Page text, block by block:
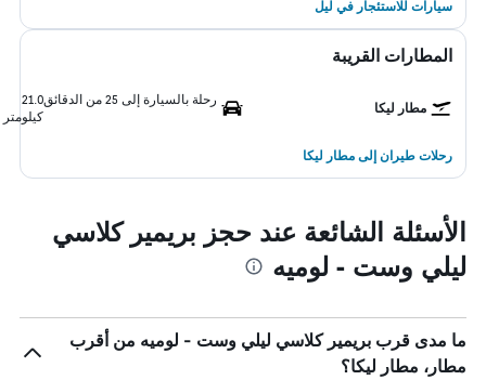
سيارات للاستئجار في ليل
المطارات القريبة
مطار ليكا
رحلة بالسيارة إلى 25 من الدقائق
21.0
كيلومتر
رحلات طيران إلى مطار ليكا
الأسئلة الشائعة عند حجز بريمير كلاسي
ليلي وست - لوميه
ما مدى قرب بريمير كلاسي ليلي وست - لوميه من أقرب
مطار، مطار ليكا؟